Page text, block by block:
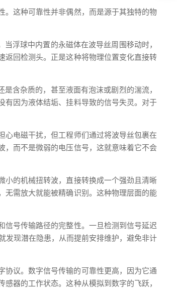
。这种可靠性并非偶然，而是源于其独特的物
浮球中内置的永磁体在波导丝周围移动时，
返回检测头。正是这种将物理位置变化直接转
含杂质的，甚至液面有泡沫或剧烈的湍流，
有因为液体结垢、挂料导致的信号失灵。对于
心电磁干扰，但工程师们通过将波导丝包裹在
，而不是微弱的电压信号，这就意味着它不会
小的机械扭转波，直接转换成一个强劲且清晰
无需放大就能被精确识别。这种物理层面的能
信号传输路径的完整性。一旦检测到信号延迟
发现潜在隐患，从而提前安排维护，避免非计
协议。数字信号传输的可靠性更高，因为它通
器的工作状态。这种从模拟到数字的飞跃，